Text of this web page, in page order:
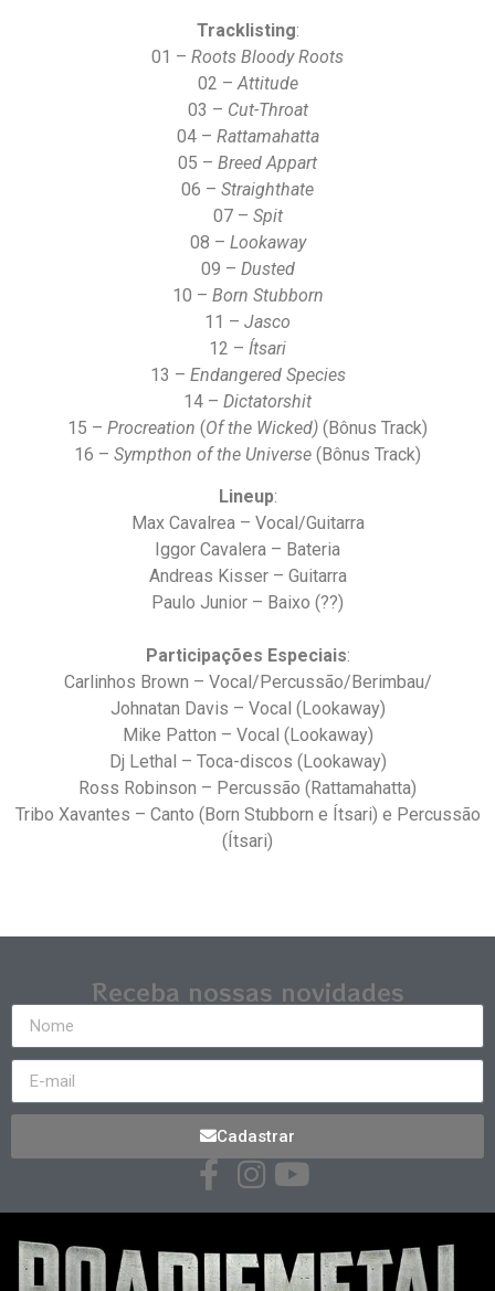
Tracklisting:
01 – Roots Bloody Roots
02 – Attitude
03 – Cut-Throat
04 – Rattamahatta
05 – Breed Appart
06 – Straighthate
07 – Spit
08 – Lookaway
09 – Dusted
10 – Born Stubborn
11 – Jasco
12 – Ítsari
13 – Endangered Species
14 – Dictatorshit
15 – Procreation (Of the Wicked) (Bônus Track)
16 – Sympthon of the Universe (Bônus Track)
Lineup:
Max Cavalrea – Vocal/Guitarra
Iggor Cavalera – Bateria
Andreas Kisser – Guitarra
Paulo Junior – Baixo (??)
Participações Especiais:
Carlinhos Brown – Vocal/Percussão/Berimbau/
Johnatan Davis – Vocal (Lookaway)
Mike Patton – Vocal (Lookaway)
Dj Lethal – Toca-discos (Lookaway)
Ross Robinson – Percussão (Rattamahatta)
Tribo Xavantes – Canto (Born Stubborn e Ítsari) e Percussão
(Ítsari)
Receba nossas novidades
Cadastrar